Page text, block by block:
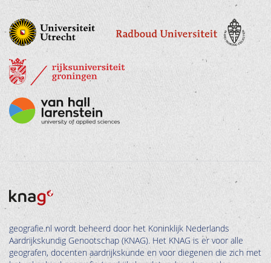
geografie.nl wordt beheerd door het Koninklijk Nederlands
Aardrijkskundig Genootschap (KNAG). Het KNAG is er voor alle
geografen, docenten aardrijkskunde en voor diegenen die zich met